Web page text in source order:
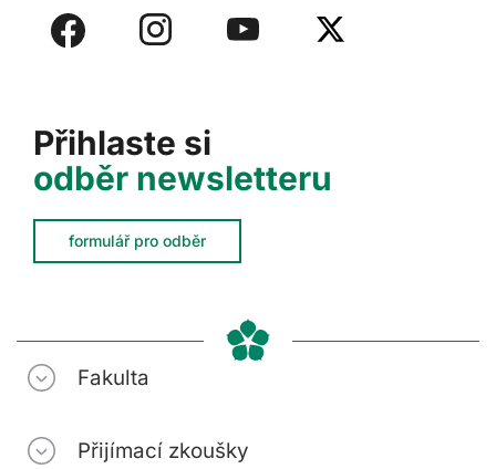
Přihlaste si
odběr newsletteru
formulář pro odběr
Fakulta
Přijímací zkoušky